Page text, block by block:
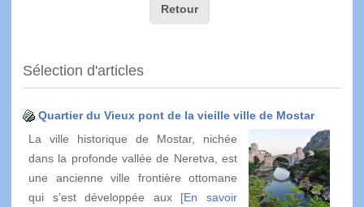
Retour
Sélection d'articles
Quartier du Vieux pont de la vieille ville de Mostar
La ville historique de Mostar, nichée
dans la profonde vallée de Neretva, est
une ancienne ville frontière ottomane
qui s’est développée aux [En savoir